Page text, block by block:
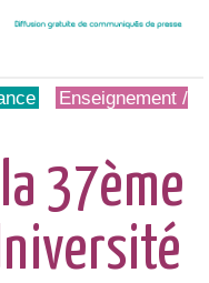
Enseignement /
37ème